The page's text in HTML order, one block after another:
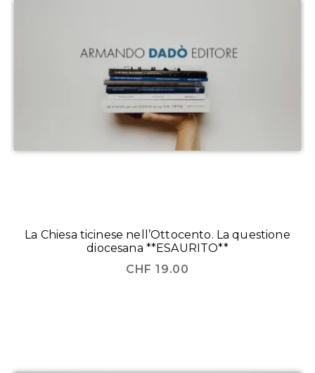
La Chiesa ticinese nell’Ottocento. La questione
diocesana **ESAURITO**
CHF 19.00